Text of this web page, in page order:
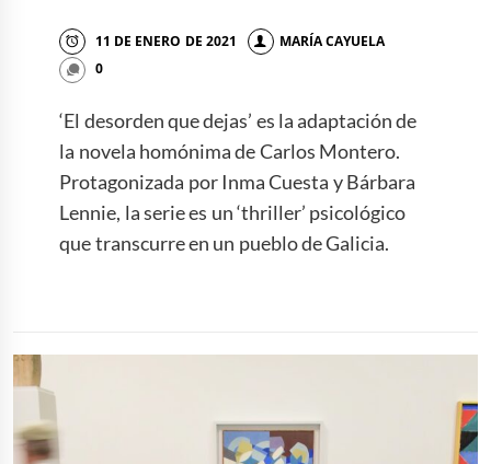
11 DE ENERO DE 2021
MARÍA CAYUELA
0
‘El desorden que dejas’ es la adaptación de
la novela homónima de Carlos Montero.
Protagonizada por Inma Cuesta y Bárbara
Lennie, la serie es un ‘thriller’ psicológico
que transcurre en un pueblo de Galicia.